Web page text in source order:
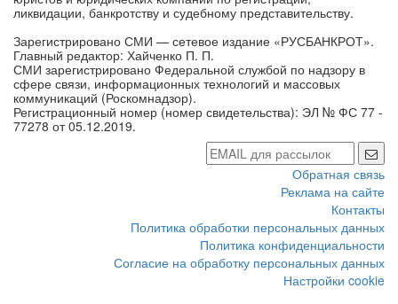
ликвидации, банкротству и судебному представительству.
Зарегистрировано СМИ — сетевое издание «РУСБАНКРОТ».
Главный редактор: Хайченко П. П.
СМИ зарегистрировано Федеральной службой по надзору в
сфере связи, информационных технологий и массовых
коммуникаций (Роскомнадзор).
Регистрационный номер (номер свидетельства): ЭЛ № ФС 77 -
77278 от 05.12.2019.
Обратная связь
Реклама на сайте
Контакты
Политика обработки персональных данных
Политика конфиденциальности
Согласие на обработку персональных данных
Настройки cookie